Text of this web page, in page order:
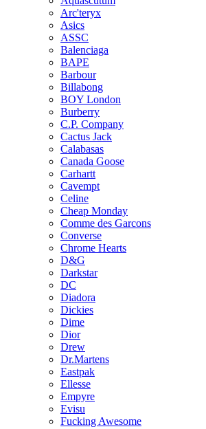
Arc'teryx
Asics
ASSC
Balenciaga
BAPE
Barbour
Billabong
BOY London
Burberry
C.P. Company
Cactus Jack
Calabasas
Canada Goose
Carhartt
Cavempt
Celine
Cheap Monday
Comme des Garcons
Converse
Chrome Hearts
D&G
Darkstar
DC
Diadora
Dickies
Dime
Dior
Drew
Dr.Martens
Eastpak
Ellesse
Empyre
Evisu
Fucking Awesome